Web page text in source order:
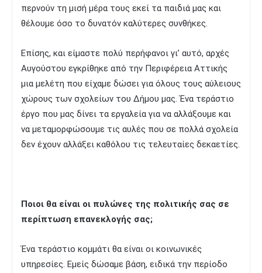
περνούν τη μισή μέρα τους εκεί τα παιδιά μας και
θέλουμε όσο το δυνατόν καλύτερες συνθήκες.
Επίσης, και είμαστε πολύ περήφανοι γι’ αυτό, αρχές
Αυγούστου εγκρίθηκε από την Περιφέρεια Αττικής
μια μελέτη που είχαμε δώσει για όλους τους αύλειους
χώρους των σχολείων του Δήμου μας. Ένα τεράστιο
έργο που μας δίνει τα εργαλεία για να αλλάξουμε και
να μεταμορφώσουμε τις αυλές που σε πολλά σχολεία
δεν έχουν αλλάξει καθόλου τις τελευταίες δεκαετίες.
Ποιοι θα είναι οι πυλώνες της πολιτικής σας σε
περίπτωση επανεκλογής σας;
Ένα τεράστιο κομμάτι θα είναι οι κοινωνικές
υπηρεσίες. Εμείς δώσαμε βάση, ειδικά την περίοδο